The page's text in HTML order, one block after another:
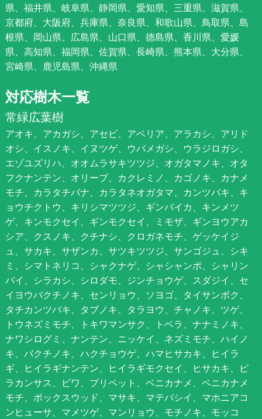
県、福井県、岐阜県、静岡県、愛知県、三重県、滋賀県、
京都府、大阪府、兵庫県、奈良県、和歌山県、鳥取県、島
根県、岡山県、広島県、山口県、徳島県、香川県、愛媛
県、高知県、福岡県、佐賀県、長崎県、熊本県、大分県、
宮崎県、鹿児島県、沖縄県
対応樹木一覧
常緑広葉樹
アオキ、アカガシ、アセビ、アベリア、アラカシ、アリド
オシ、イスノキ、イヌツゲ、ウバメガシ、ウラジロガシ、
エゾユズリハ、オオムラサキツツジ、オガタマノキ、オタ
フクナンテン、オリーブ、カクレミノ、カゴノキ、カナメ
モチ、カラタチバナ、カラタネオガタマ、カンツバキ、キ
ョウチクトウ、キリシマツツジ、ギンバイカ、キンメツ
ゲ、キンモクセイ、ギンモクセイ、ミモザ、ギンヨウアカ
シア、クスノキ、クチナシ、クロガネモチ、ゲッケイジ
ュ、サカキ、サザンカ、サツキツツジ、サンゴジュ、シキ
ミ、シマトネリコ、シャクナゲ、シャシャンポ、シャリン
バイ、シラカシ、シロダモ、ジンチョウゲ、スダジイ、セ
イヨウバクチノキ、センリョウ、ソヨゴ、タイサンボク、
タチカンツバキ、タブノキ、タラヨウ、チャノキ、ツゲ、
トウネズミモチ、トキワマンサク、トベラ、ナナミノキ、
ナワシログミ、ナンテン、ニッケイ、ネズミモチ、ハイノ
キ、バクチノキ、ハクチョウゲ、ハマヒサカキ、ヒイラ
ギ、ヒイラギナンテン、ヒイラギモクセイ、ヒサカキ、ピ
ラカンサス、ビワ、プリペット、ベニカナメ、ベニカナメ
モチ、ボックスウッド、マサキ、マテバシイ、マホニアコ
ンヒューサ、マメツゲ、マンリョウ、モチノキ、モッコ